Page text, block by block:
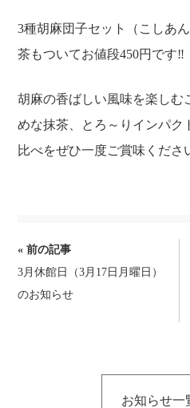
天然温泉
お知らせ
宿泊予
3種胡麻団子セット（こしあ
茶もついてお値段450円です‼
胡麻の香ばしい風味を楽しむ
めな抹茶、とろ～りインパク
比べをぜひ一度ご賞味くださ
前
後
の
« 前の記事
3月休館日（3月17日月曜日）
のお知らせ
お知らせ一